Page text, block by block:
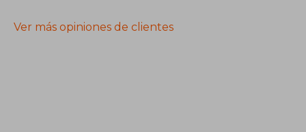
Ver más opiniones de clientes